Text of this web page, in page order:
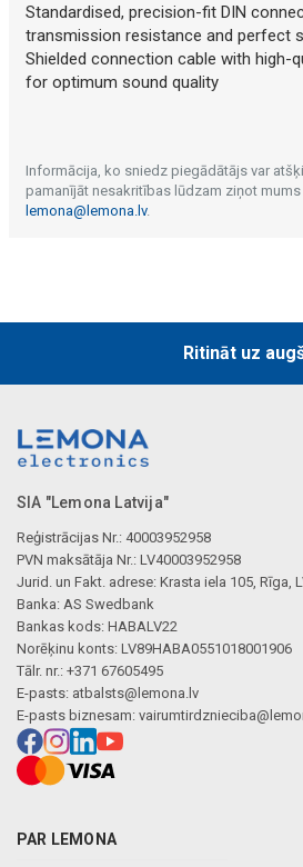
Mākslīgā intelekta apraksts
Standardised, precision-fit DIN
transmission resistance and perfect
Shielded connection cable with high-
for optimum sound quality
Informācija, ko sniedz piegādātājs var
pamanījāt nesakritības lūdzam ziņot
lemona@lemona.lv.
Ritināt uz
SIA "Lemona Latvija"
Reģistrācijas Nr.: 40003952958
PVN maksātāja Nr.: LV40003952958
Jurid. un Fakt. adrese: Krasta iela 105, Rīga,
Banka: AS Swedbank
Bankas kods: HABALV22
Norēķinu konts: LV89HABA0551018001906
Tālr. nr.: +371 67605495
E-pasts: atbalsts@lemona.lv
E-pasts biznesam:
PAR LEMONA